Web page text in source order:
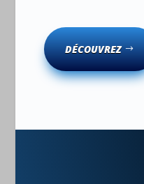
DÉCOUVREZ